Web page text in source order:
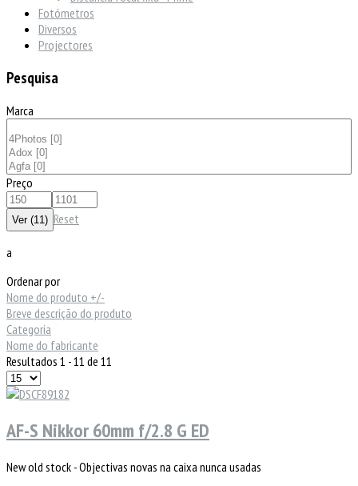
Fotómetros
Diversos
Projectores
Pesquisa
Marca
Preço
Reset
a
Ordenar por
Nome do produto +/-
Breve descrição do produto
Categoria
Nome do fabricante
Resultados 1 - 11 de 11
AF-S Nikkor 60mm f/2.8 G ED
New old stock - Objectivas novas na caixa nunca usadas